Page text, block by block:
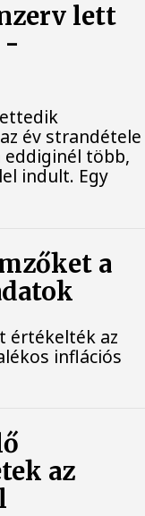
lett
-
év strandétele
több,
indult. Egy
a
értékelték az
inflációs
az